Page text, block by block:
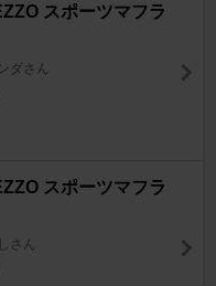
スポーツマフラ
ダさん
スポーツマフラ
さん